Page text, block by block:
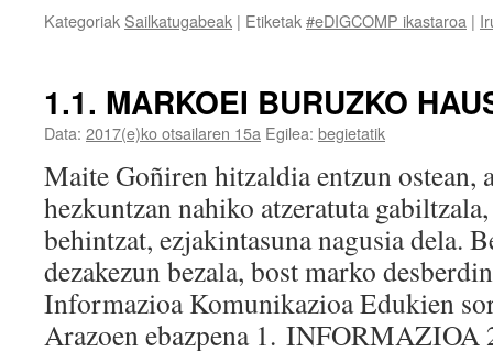
Kategoriak Sailkatugabeak | Etiketak#eDIGCOMP ikastaroa |
1.1. MARKOEI BURUZKO
Data: 2017(e)ko otsailaren 15a Egilea: begietatik
Maite Goñiren hitzaldia entzun ostean,
hezkuntzan nahiko atzeratuta
behintzat, ezjakintasuna nagusia dela.
dezakezun bezala, bost marko
Informazioa Komunikazioa Edukien
Arazoen ebazpena 1.